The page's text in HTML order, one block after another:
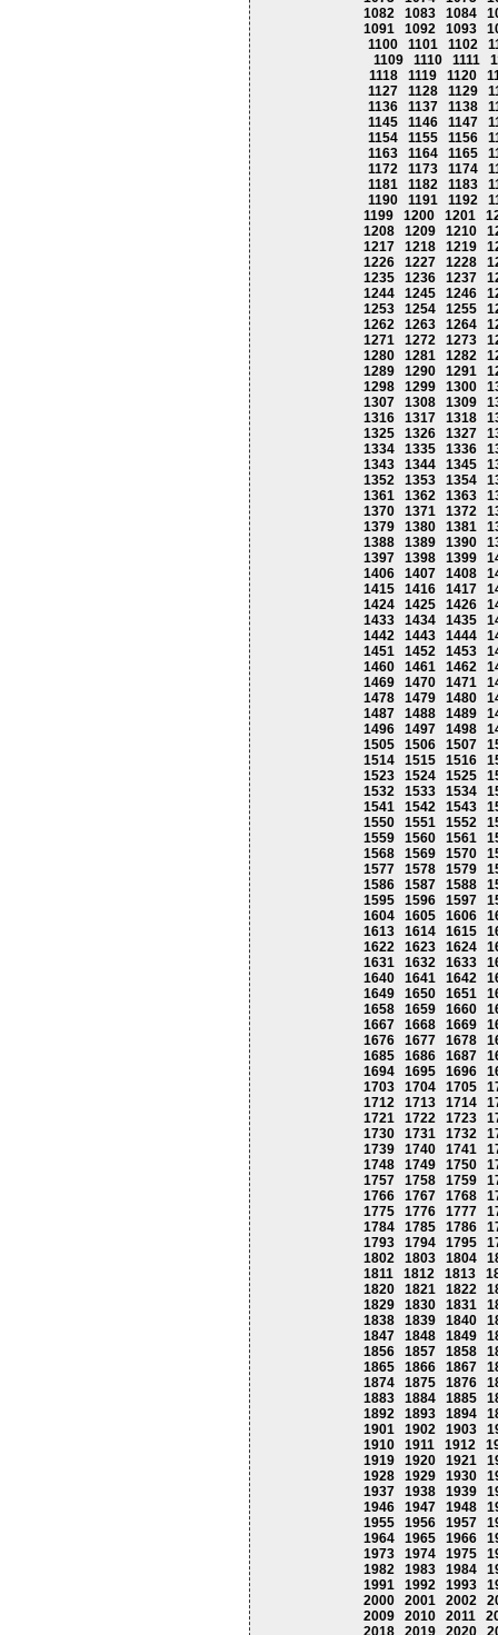
1082
1083 1084
1091
1092 1093
1100
1101 1102
1109
1110 1111
1118
1119 1120
1127
1128 1129
1136
1137 1138
1145
1146 1147
1154
1155 1156
1163
1164 1165
1172
1173 1174
1181
1182 1183
1190
1191 1192
1199
1200 1201
1208
1209 1210
1217
1218 1219
1226
1227 1228
1235
1236 1237
1244
1245 1246
1253
1254 1255
1262
1263 1264
1271
1272 1273
1280
1281 1282
1289
1290 1291
1298
1299 1300
1307
1308 1309
1316
1317 1318
1325
1326 1327
1334
1335 1336
1343
1344 1345
1352
1353 1354
1361
1362 1363
1370
1371 1372
1379
1380 1381
1388
1389 1390
1397
1398 1399
1406
1407 1408
1415
1416 1417
1424
1425 1426
1433
1434 1435
1442
1443 1444
1451
1452 1453
1460
1461 1462
1469
1470 1471
1478
1479 1480
1487
1488 1489
1496
1497 1498
1505
1506 1507
1514
1515 1516
1523
1524 1525
1532
1533 1534
1541
1542 1543
1550
1551 1552
1559
1560 1561
1568
1569 1570
1577
1578 1579
1586
1587 1588
1595
1596 1597
1604
1605 1606
1613
1614 1615
1622
1623 1624
1631
1632 1633
1640
1641 1642
1649
1650 1651
1658
1659 1660
1667
1668 1669
1676
1677 1678
1685
1686 1687
1694
1695 1696
1703
1704 1705
1712
1713 1714
1721
1722 1723
1730
1731 1732
1739
1740 1741
1748
1749 1750
1757
1758 1759
1766
1767 1768
1775
1776 1777
1784
1785 1786
1793
1794 1795
1802
1803 1804
1811
1812 1813
1820
1821 1822
1829
1830 1831
1838
1839 1840
1847
1848 1849
1856
1857 1858
1865
1866 1867
1874
1875 1876
1883
1884 1885
1892
1893 1894
1901
1902 1903
1910
1911 1912
1919
1920 1921
1928
1929 1930
1937
1938 1939
1946
1947 1948
1955
1956 1957
1964
1965 1966
1973
1974 1975
1982
1983 1984
1991
1992 1993
2000
2001 2002
2009
2010 2011